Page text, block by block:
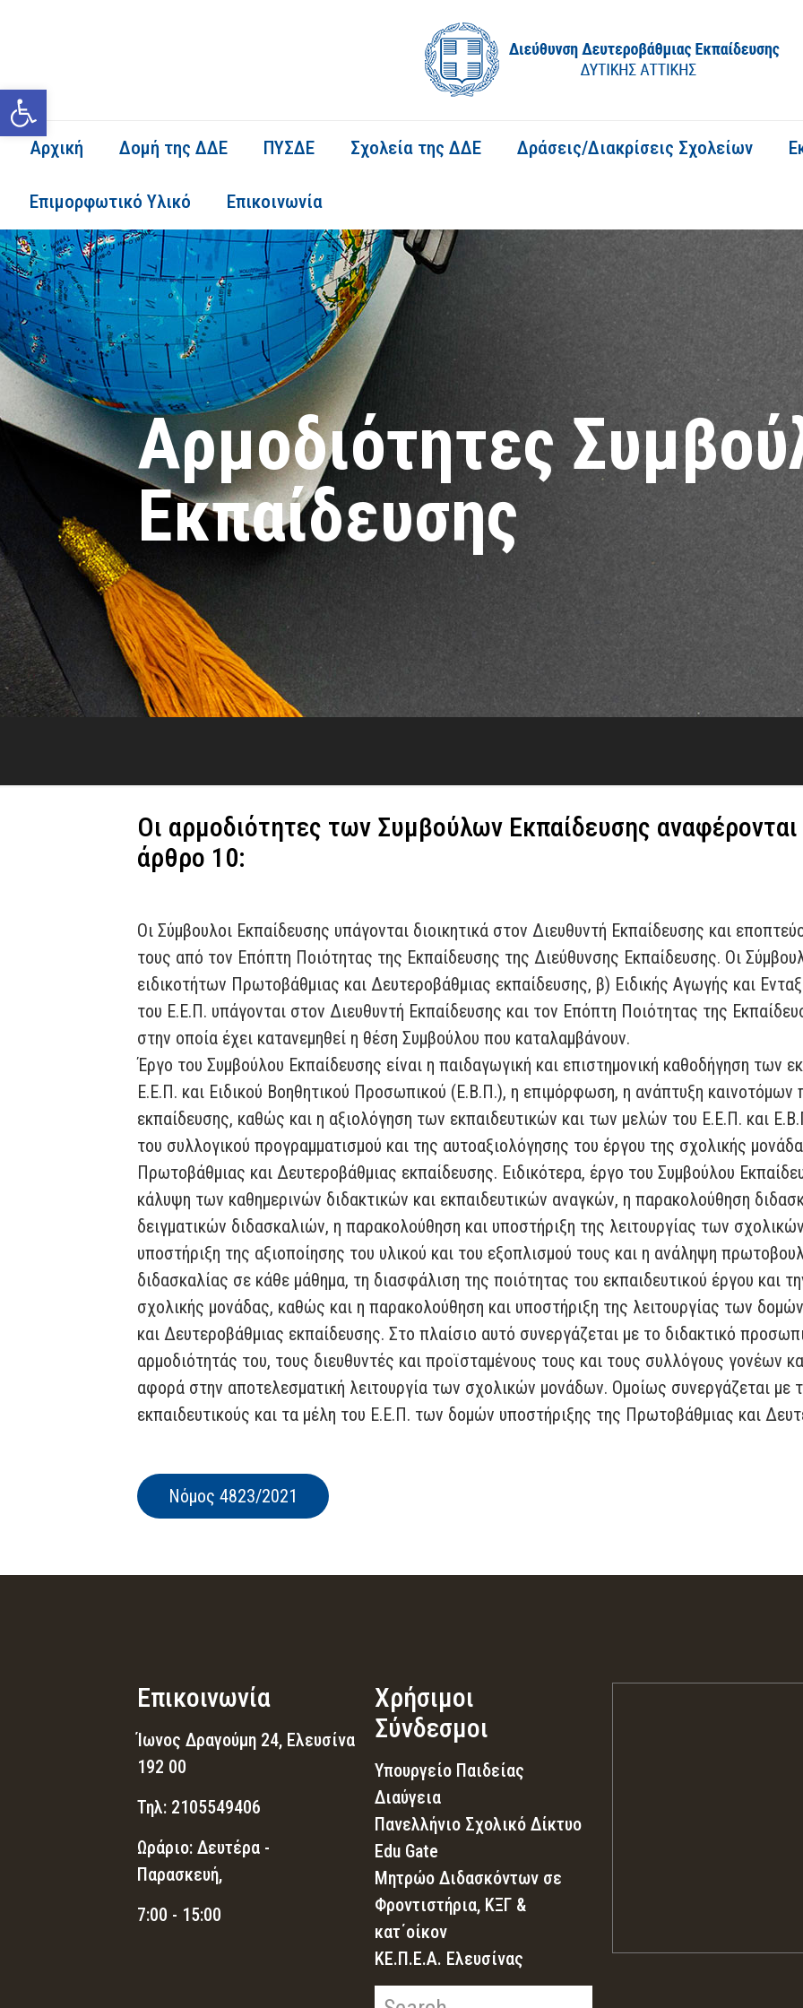
Ανοίξτε τη γραμμή εργαλείων
Αρχική Δομή της ΔΔΕ ΠΥΣΔΕ Σχολεία της ΔΔΕ Δράσεις/Διακρίσεις Σχολείων
Επιμορφωτικό Υλικό Επικοινωνία
Αρμοδιότητες
Εκπαίδευσης
Οι αρμοδιότητες των Συμβούλων Εκπαίδευσης
άρθρο 10:
Οι Σύμβουλοι Εκπαίδευσης υπάγονται διοικητικά στον Διευθυντή Εκπαίδευσης και
τους από τον Επόπτη Ποιότητας της Εκπαίδευσης της Διεύθυνσης Εκπαίδευσης. Οι
ειδικοτήτων Πρωτοβάθμιας και Δευτεροβάθμιας εκπαίδευσης, β) Ειδικής Αγωγής και
του Ε.Ε.Π. υπάγονται στον Διευθυντή Εκπαίδευσης και τον Επόπτη Ποιότητας της
στην οποία έχει κατανεμηθεί η θέση Συμβούλου που καταλαμβάνουν.
Έργο του Συμβούλου Εκπαίδευσης είναι η παιδαγωγική και επιστημονική καθοδήγηση των
Ε.Ε.Π. και Ειδικoύ Βοηθητικού Προσωπικού (Ε.Β.Π.), η επιμόρφωση, η ανάπτυξη
εκπαίδευσης, καθώς και η αξιολόγηση των εκπαιδευτικών και των μελών του Ε.Ε.Π. και
του συλλογικού προγραμματισμού και της αυτοαξιολόγησης του έργου της σχολικής
Πρωτοβάθμιας και Δευτεροβάθμιας εκπαίδευσης. Ειδικότερα, έργο του Συμβούλου
κάλυψη των καθημερινών διδακτικών και εκπαιδευτικών αναγκών, η παρακολούθηση
δειγματικών διδασκαλιών, η παρακολούθηση και υποστήριξη της λειτουργίας των
υποστήριξη της αξιοποίησης του υλικού και του εξοπλισμού τους και η ανάληψη
διδασκαλίας σε κάθε μάθημα, τη διασφάλιση της ποιότητας του εκπαιδευτικού έργου και
σχολικής μονάδας, καθώς και η παρακολούθηση και υποστήριξη της λειτουργίας των
και Δευτεροβάθμιας εκπαίδευσης. Στο πλαίσιο αυτό συνεργάζεται με το διδακτικό
αρμοδιότητάς του, τους διευθυντές και προϊσταμένους τους και τους συλλόγους γονέων
αφορά στην αποτελεσματική λειτουργία των σχολικών μονάδων. Ομοίως συνεργάζεται με
εκπαιδευτικούς και τα μέλη του Ε.Ε.Π. των δομών υποστήριξης της Πρωτοβάθμιας και
Νόμος 4823/2021
Επικοινωνία
Ίωνος Δραγούμη 24, Ελευσίνα
192 00
Τηλ: 2105549406
Ωράριο: Δευτέρα -
Παρασκευή,
7:00 - 15:00
Χρήσιμοι
Σύνδεσμοι
Υπουργείο Παιδείας
Διαύγεια
Πανελλήνιο Σχολικό Δίκτυο
Edu Gate
Μητρώο Διδασκόντων σε
Φροντιστήρια, ΚΞΓ &
κατ΄οίκον
ΚΕ.Π.Ε.Α. Ελευσίνας